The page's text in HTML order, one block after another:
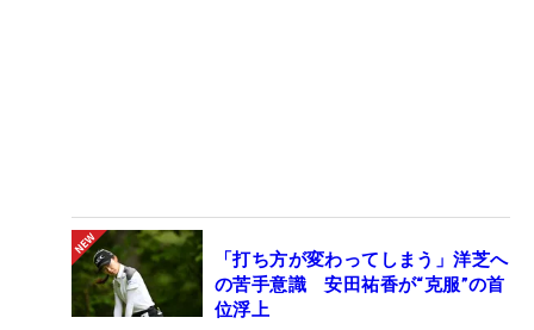
「打ち方が変わってしまう」洋芝へ
の苦手意識 安田祐香が“克服”の首
位浮上